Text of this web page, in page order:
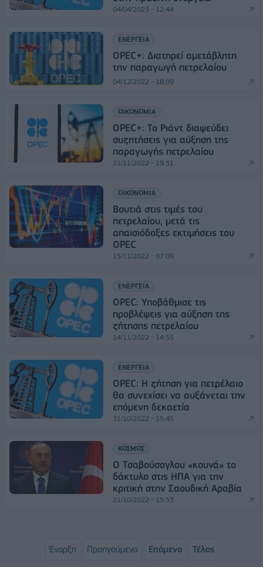
04/04/2023 - 12:44
ΕΝΕΡΓΕΙΑ
OPEC+: Διατηρεί αμετάβλητη
την παραγωγή πετρελαίου
04/12/2022 - 18:09
ΟΙΚΟΝΟΜΙΑ
OPEC+: Το Ριάντ διαψεύδει
συζητήσεις για αύξηση της
παραγωγής πετρελαίου
21/11/2022 - 19:51
ΟΙΚΟΝΟΜΙΑ
Βουτιά στις τιμές του
πετρελαίου, μετά τις
απαισιόδοξες εκτιμήσεις του
OPEC
15/11/2022 - 07:09
ΕΝΕΡΓΕΙΑ
OPEC: Υποβάθμισε τις
προβλέψεις για αύξηση της
ζήτησης πετρελαίου
14/11/2022 - 14:55
ΕΝΕΡΓΕΙΑ
OPEC: Η ζήτηση για πετρέλαιο
θα συνεχίσει να αυξάνεται την
επόμενη δεκαετία
31/10/2022 - 15:45
ΚΟΣΜΟΣ
Ο Τσαβούσογλου «κουνά» το
δάκτυλο στις ΗΠΑ για την
κριτική στην Σαουδική Αραβία
21/10/2022 - 15:53
Έναρξη Προηγούμενο Επόμενο Τέλος